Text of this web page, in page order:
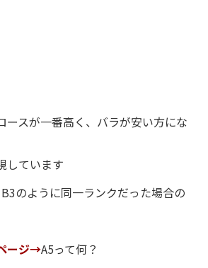
ースが一番高く、バラが安い方にな
しています
のように同一ランクだった場合の
ージ→A5って何？